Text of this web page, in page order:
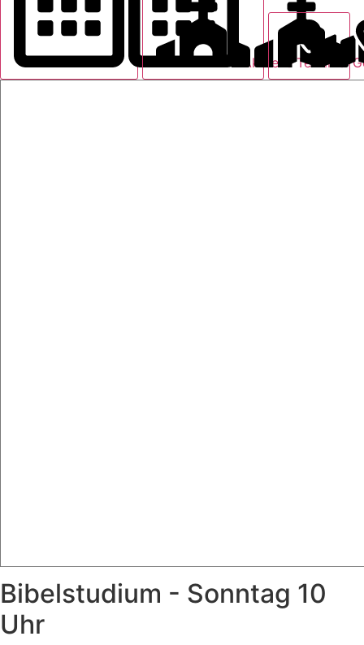
Aktuelle Termine
Bibelstudium - Sonntag 10
Uhr